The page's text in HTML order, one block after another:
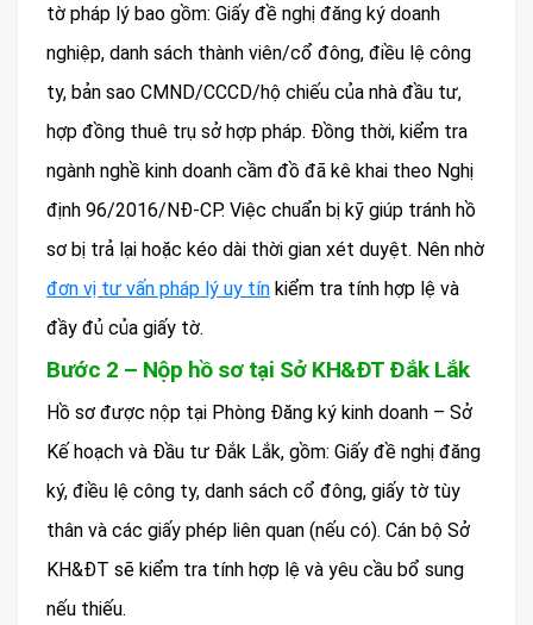
tờ pháp lý bao gồm: Giấy đề nghị đăng ký doanh
nghiệp, danh sách thành viên/cổ đông, điều lệ công
ty, bản sao CMND/CCCD/hộ chiếu của nhà đầu tư,
hợp đồng thuê trụ sở hợp pháp. Đồng thời, kiểm tra
ngành nghề kinh doanh cầm đồ đã kê khai theo Nghị
định 96/2016/NĐ-CP. Việc chuẩn bị kỹ giúp tránh hồ
sơ bị trả lại hoặc kéo dài thời gian xét duyệt. Nên nhờ
đơn vị tư vấn pháp lý uy tín kiểm tra tính hợp lệ và
đầy đủ của giấy tờ.
Bước 2 – Nộp hồ sơ tại Sở KH&ĐT Đắk Lắk
Hồ sơ được nộp tại Phòng Đăng ký kinh doanh – Sở
Kế hoạch và Đầu tư Đắk Lắk, gồm: Giấy đề nghị đăng
ký, điều lệ công ty, danh sách cổ đông, giấy tờ tùy
thân và các giấy phép liên quan (nếu có). Cán bộ Sở
KH&ĐT sẽ kiểm tra tính hợp lệ và yêu cầu bổ sung
nếu thiếu.